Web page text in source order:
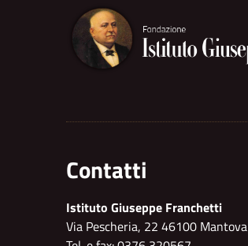
Contatti
Istituto Giuseppe Franchetti
Via Pescheria, 22 46100 Mantova